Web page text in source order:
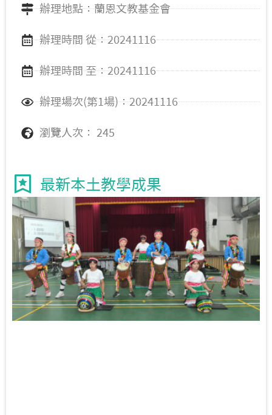
辦理地點：蘭恩文教基金會
辦理時間 從：20241116
辦理時間 至：20241116
辦理場次(第1場)：20241116
瀏覽人次： 245
最新本土教學成果